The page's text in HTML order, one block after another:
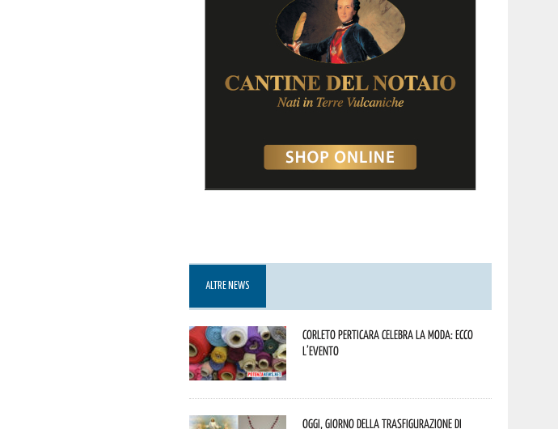
ALTRE NEWS
Corleto Perticara celebra la moda: ecco
l’evento
Oggi, giorno della Trasfigurazione di